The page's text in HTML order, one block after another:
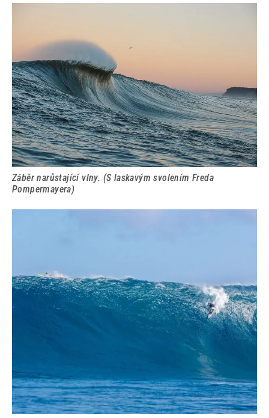
Záběr narůstající vlny. (S laskavým svolením Freda
Pompermayera)